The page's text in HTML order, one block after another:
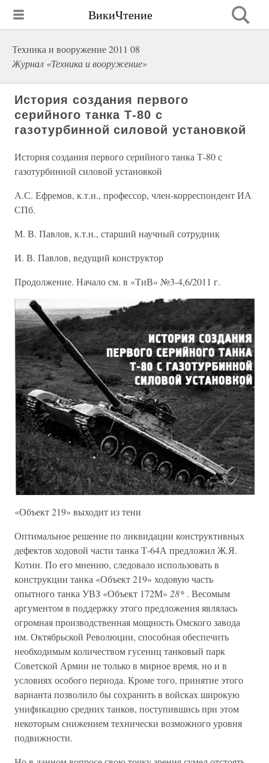
ВикиЧтение
Техника и вооружение 2011 08
Журнал «Техника и вооружение»
История создания первого
серийного танка Т-80 с
газотурбинной силовой установкой
История создания первого серийного танка Т-80 с
газотурбинной силовой установкой
А.С. Ефремов, к.т.н., профессор, член-корреспондент ИА
СПб.
М. В. Павлов, к.т.н., старший научный сотрудник
И. В. Павлов, ведущий конструктор
Продолжение. Начало см. в «ТиВ» №3-4,6/2011 г.
«Объект 219» выходит из тени
Оптимальное решение по ликвидации конструктивных
дефектов ходовой части танка Т-64А предложил Ж.Я.
Котин. По его мнению, следовало использовать в
конструкции танка «Объект 219» ходовую часть
опытного танка УВЗ «Объект 172М» 28* . Весомым
аргументом в поддержку этого предложения являлась
огромная производственная мощность Омского завода
им. Октябрьской Революции, способная обеспечить
необходимым количеством гусениц танковый парк
Советской Армии не только в мирное время, но и в
условиях особого периода. Кроме того, принятие этого
варианта позволило бы сохранить в войсках широкую
унификацию средних танков, поступившись при этом
некоторым снижением технически возможного уровня
подвижности.